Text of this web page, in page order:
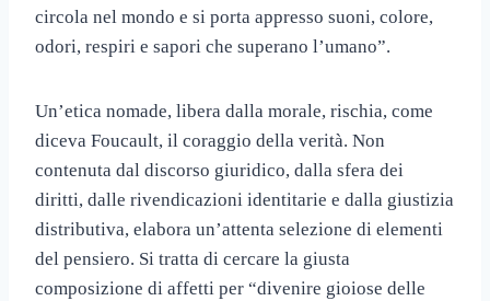
circola nel mondo e si porta appresso suoni, colore,
odori, respiri e sapori che superano l’umano”.
Un’etica nomade, libera dalla morale, rischia, come
diceva Foucault, il coraggio della verità. Non
contenuta dal discorso giuridico, dalla sfera dei
diritti, dalle rivendicazioni identitarie e dalla giustizia
distributiva, elabora un’attenta selezione di elementi
del pensiero. Si tratta di cercare la giusta
composizione di affetti per “divenire gioiose delle